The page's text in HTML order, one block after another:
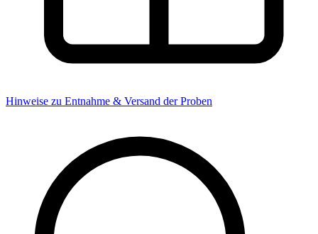
Hinweise zu Entnahme & Versand der Proben